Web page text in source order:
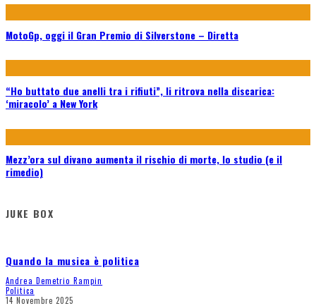
MotoGp, oggi il Gran Premio di Silverstone – Diretta
“Ho buttato due anelli tra i rifiuti”, li ritrova nella discarica:
‘miracolo’ a New York
Mezz’ora sul divano aumenta il rischio di morte, lo studio (e il
rimedio)
JUKE BOX
Quando la musica è politica
Andrea Demetrio Rampin
Politica
14 Novembre 2025